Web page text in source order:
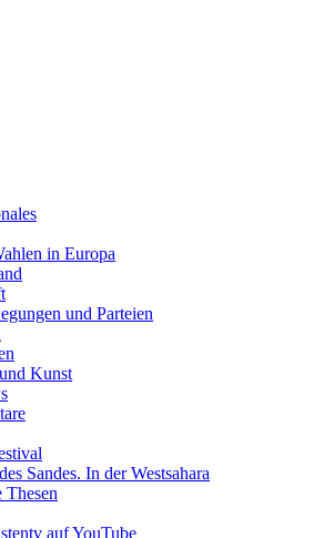
in Europa
und Parteien
Kunst
Sandes. In der Westsahara
Thesen
auf YouTube